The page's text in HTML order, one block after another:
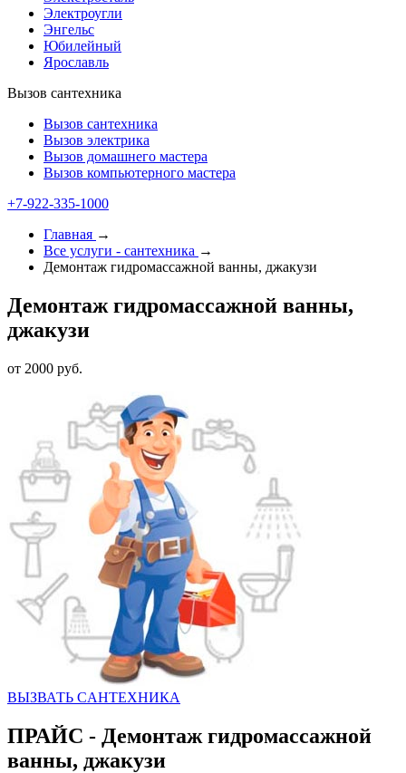
Электроугли
Энгельс
Юбилейный
Ярославль
Вызов сантехника
Вызов сантехника
Вызов электрика
Вызов домашнего мастера
Вызов компьютерного мастера
+7-922-335-1000
Главная →
Все услуги - cантехника →
Демонтаж гидромассажной ванны, джакузи
Демонтаж гидромассажной ванны,
джакузи
от 2000 руб.
ВЫЗВАТЬ CАНТЕХНИКА
ПРАЙС - Демонтаж гидромассажной
ванны, джакузи